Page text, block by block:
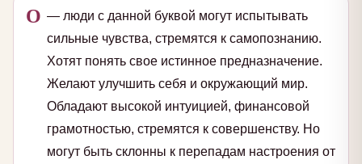
О — люди с данной буквой могут испытывать
сильные чувства, стремятся к самопознанию.
Хотят понять свое истинное предназначение.
Желают улучшить себя и окружающий мир.
Обладают высокой интуицией, финансовой
грамотностью, стремятся к совершенству. Но
могут быть склонны к перепадам настроения от